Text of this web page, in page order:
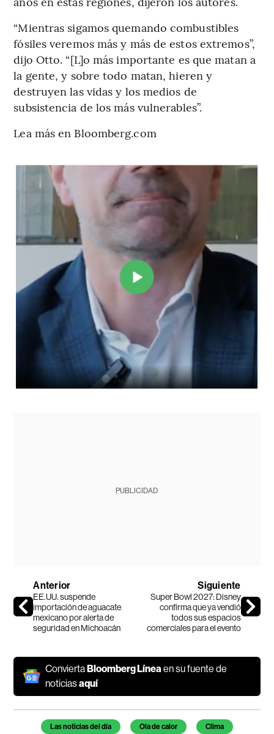
“Mientras sigamos quemando combustibles
fósiles veremos más y más de estos extremos”,
dijo Otto. “[L]o más importante es que matan a
la gente, y sobre todo matan, hieren y
destruyen las vidas y los medios de
subsistencia de los más vulnerables”.
Lea más en Bloomberg.com
PUBLICIDAD
Anterior
EE.UU. suspende
importación de aguacate
mexicano por alerta de
seguridad en Michoacán
Siguiente
Super Bowl 2027: Disney
confirma que ya vendió
todos sus espacios
comerciales para el evento
ConviertaBloomberg Líneaen su fuente de
noticiasaquí
Temas de este artículo
Las noticias del día Ola de calor Clima